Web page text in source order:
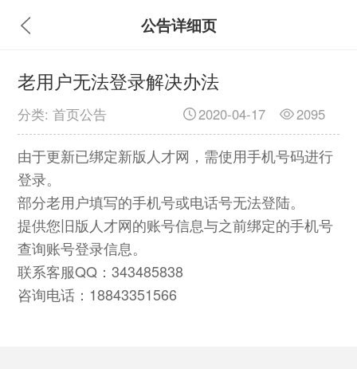
公告详细页
老用户无法登录解决办法
分类: 首页公告 2095
2020-04-17
由于更新已绑定新版人才网，需使用手机号码进行
登录。
部分老用户填写的手机号或电话号无法登陆。
提供您旧版人才网的账号信息与之前绑定的手机号
查询账号登录信息。
联系客服QQ：343485838
咨询电话：18843351566